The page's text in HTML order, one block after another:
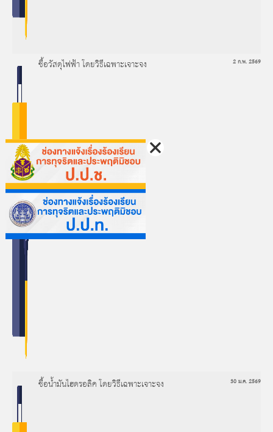
ซื้อวัสดุไฟฟ้า โดยวิธีเฉพาะเจาะจง 2 ก.พ. 2569
ซื้อน้ำมันไฮดรอลิค โดยวิธีเฉพาะเจาะจง 30 ม.ค. 2569